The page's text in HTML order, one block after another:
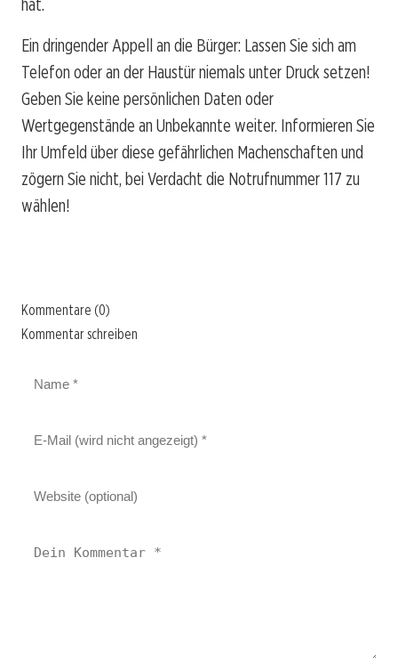
Ein dringender Appell an die Bürger: Lassen Sie sich am
Telefon oder an der Haustür niemals unter Druck setzen!
Geben Sie keine persönlichen Daten oder
Wertgegenstände an Unbekannte weiter. Informieren Sie
Ihr Umfeld über diese gefährlichen Machenschaften und
zögern Sie nicht, bei Verdacht die Notrufnummer 117 zu
wählen!
Kommentare (0)
Kommentar schreiben